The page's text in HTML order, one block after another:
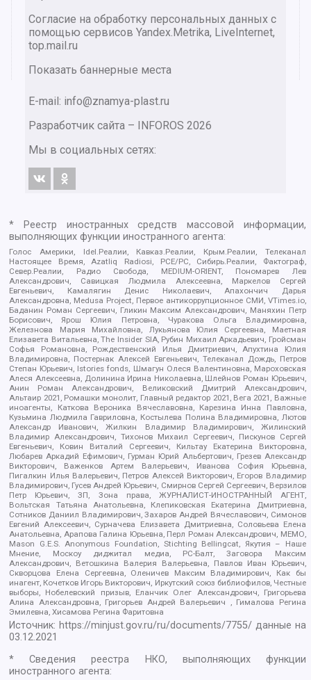
Согласие на обработку персональных данных с
помощью сервисов Yandex.Metrika, LiveInternet,
top.mail.ru
Показать баннерные места
E-mail: info@znamya-plast.ru
Разработчик сайта – INFOROS 2026
Мы в социальных сетях:
* Реестр иностранных средств массовой информации,
выполняющих функции иностранного агента:
Голос Америки, Idel.Реалии, Кавказ.Реалии, Крым.Реалии, Телеканал
Настоящее Время, Azatliq Radiosi, PCE/PC, Сибирь.Реалии, Фактограф,
Север.Реалии, Радио Свобода, MEDIUM-ORIENT, Пономарев Лев
Александрович, Савицкая Людмила Алексеевна, Маркелов Сергей
Евгеньевич, Камалягин Денис Николаевич, Апахончич Дарья
Александровна, Medusa Project, Первое антикоррупционное СМИ, VTimes.io,
Баданин Роман Сергеевич, Гликин Максим Александрович, Маняхин Петр
Борисович, Ярош Юлия Петровна, Чуракова Ольга Владимировна,
Железнова Мария Михайловна, Лукьянова Юлия Сергеевна, Маетная
Елизавета Витальевна, The Insider SIA, Рубин Михаил Аркадьевич, Гройсман
Софья Романовна, Рождественский Илья Дмитриевич, Апухтина Юлия
Владимировна, Постернак Алексей Евгеньевич, Телеканал Дождь, Петров
Степан Юрьевич, Istories fonds, Шмагун Олеся Валентиновна, Мароховская
Алеся Алексеевна, Долинина Ирина Николаевна, Шлейнов Роман Юрьевич,
Анин Роман Александрович, Великовский Дмитрий Александрович,
Альтаир 2021, Ромашки монолит, Главный редактор 2021, Вега 2021, Важные
иноагенты, Каткова Вероника Вячеславовна, Карезина Инна Павловна,
Кузьмина Людмила Гавриловна, Костылева Полина Владимировна, Лютов
Александр Иванович, Жилкин Владимир Владимирович, Жилинский
Владимир Александрович, Тихонов Михаил Сергеевич, Пискунов Сергей
Евгеньевич, Ковин Виталий Сергеевич, Кильтау Екатерина Викторовна,
Любарев Аркадий Ефимович, Гурман Юрий Альбертович, Грезев Александр
Викторович, Важенков Артем Валерьевич, Иванова София Юрьевна,
Пигалкин Илья Валерьевич, Петров Алексей Викторович, Егоров Владимир
Владимирович, Гусев Андрей Юрьевич, Смирнов Сергей Сергеевич, Верзилов
Петр Юрьевич, ЗП, Зона права, ЖУРНАЛИСТ-ИНОСТРАННЫЙ АГЕНТ,
Вольтская Татьяна Анатольевна, Клепиковская Екатерина Дмитриевна,
Сотников Даниил Владимирович, Захаров Андрей Вячеславович, Симонов
Евгений Алексеевич, Сурначева Елизавета Дмитриевна, Соловьева Елена
Анатольевна, Арапова Галина Юрьевна, Перл Роман Александрович, МЕМО,
Mason G.E.S. Anonymous Foundation, Stichting Bellingcat, Якутия – Наше
Мнение, Москоу диджитал медиа, РС-Балт, Заговора Максим
Александрович, Ветошкина Валерия Валерьевна, Павлов Иван Юрьевич,
Скворцова Елена Сергеевна, Оленичев Максим Владимирович, Как бы
инагент, Кочетков Игорь Викторович, Иркутский союз библиофилов, Честные
выборы, Нобелевский призыв, Еланчик Олег Александрович, Григорьева
Алина Александровна, Григорьев Андрей Валерьевич , Гималова Регина
Эмилевна, Хисамова Регина Фаритовна
Источник:https://minjust.gov.ru/ru/documents/7755/ данные на
03.12.2021
* Сведения реестра НКО, выполняющих функции
иностранного агента: